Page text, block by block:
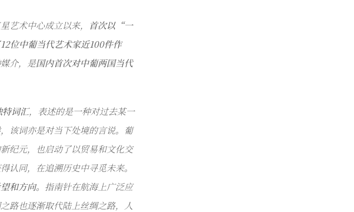
艺术中心成立以来， 首次以“一
12位中葡当代艺术家近100件作
介，是国内首次对中葡两国当代
词汇，表述的是一种对过去某一
该词亦是对当下处境的言说。葡
纪元，也启动了以贸易和文化交
认同，在追溯历史中寻觅未来。
和方向。 指南针在航海上广泛应
路也逐渐取代陆上丝绸之路，人